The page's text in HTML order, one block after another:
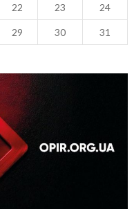
22 23 24
29 30
31